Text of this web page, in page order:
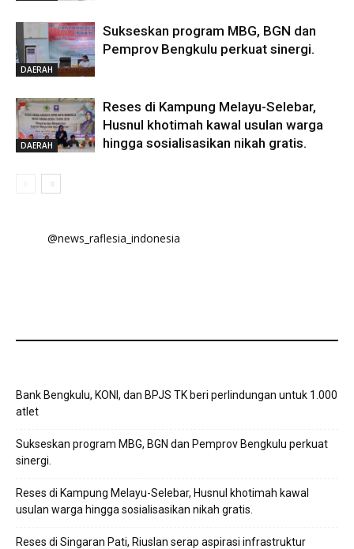
DAERAH
Sukseskan program MBG, BGN dan
Pemprov Bengkulu perkuat sinergi.
DAERAH
Reses di Kampung Melayu-Selebar,
Husnul khotimah kawal usulan warga
hingga sosialisasikan nikah gratis.
@news_raflesia_indonesia
Bank Bengkulu, KONI, dan BPJS TK beri perlindungan untuk 1.000
atlet
Sukseskan program MBG, BGN dan Pemprov Bengkulu perkuat
sinergi.
Reses di Kampung Melayu-Selebar, Husnul khotimah kawal
usulan warga hingga sosialisasikan nikah gratis.
Reses di Singaran Pati, Riuslan serap aspirasi infrastruktur